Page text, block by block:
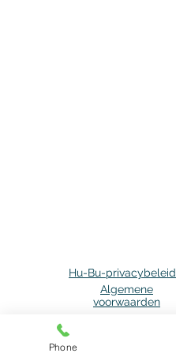
Hu-Bu-privacybeleid
Algemene
voorwaarden
Phone